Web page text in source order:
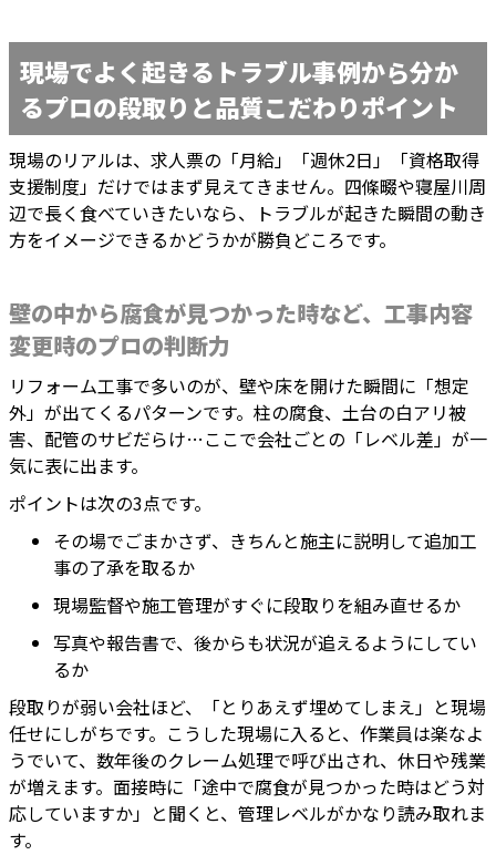
現場でよく起きるトラブル事例から分か
るプロの段取りと品質こだわりポイント
現場のリアルは、求人票の「月給」「週休2日」「資格取得
支援制度」だけではまず見えてきません。四條畷や寝屋川周
辺で長く食べていきたいなら、トラブルが起きた瞬間の動き
方をイメージできるかどうかが勝負どころです。
壁の中から腐食が見つかった時など、工事内容
変更時のプロの判断力
リフォーム工事で多いのが、壁や床を開けた瞬間に「想定
外」が出てくるパターンです。柱の腐食、土台の白アリ被
害、配管のサビだらけ…ここで会社ごとの「レベル差」が一
気に表に出ます。
ポイントは次の3点です。
その場でごまかさず、きちんと施主に説明して追加工
事の了承を取るか
現場監督や施工管理がすぐに段取りを組み直せるか
写真や報告書で、後からも状況が追えるようにしてい
るか
段取りが弱い会社ほど、「とりあえず埋めてしまえ」と現場
任せにしがちです。こうした現場に入ると、作業員は楽なよ
うでいて、数年後のクレーム処理で呼び出され、休日や残業
が増えます。面接時に「途中で腐食が見つかった時はどう対
応していますか」と聞くと、管理レベルがかなり読み取れま
す。